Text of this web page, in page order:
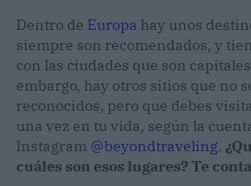
Dentro de Europa hay unos
siempre son recomendados, y
con las ciudades que son
embargo, hay otros sitios que no
reconocidos, pero que debes
una vez en tu vida, según la
Instagram @beyondtraveling.
cuáles son esos lugares? Te